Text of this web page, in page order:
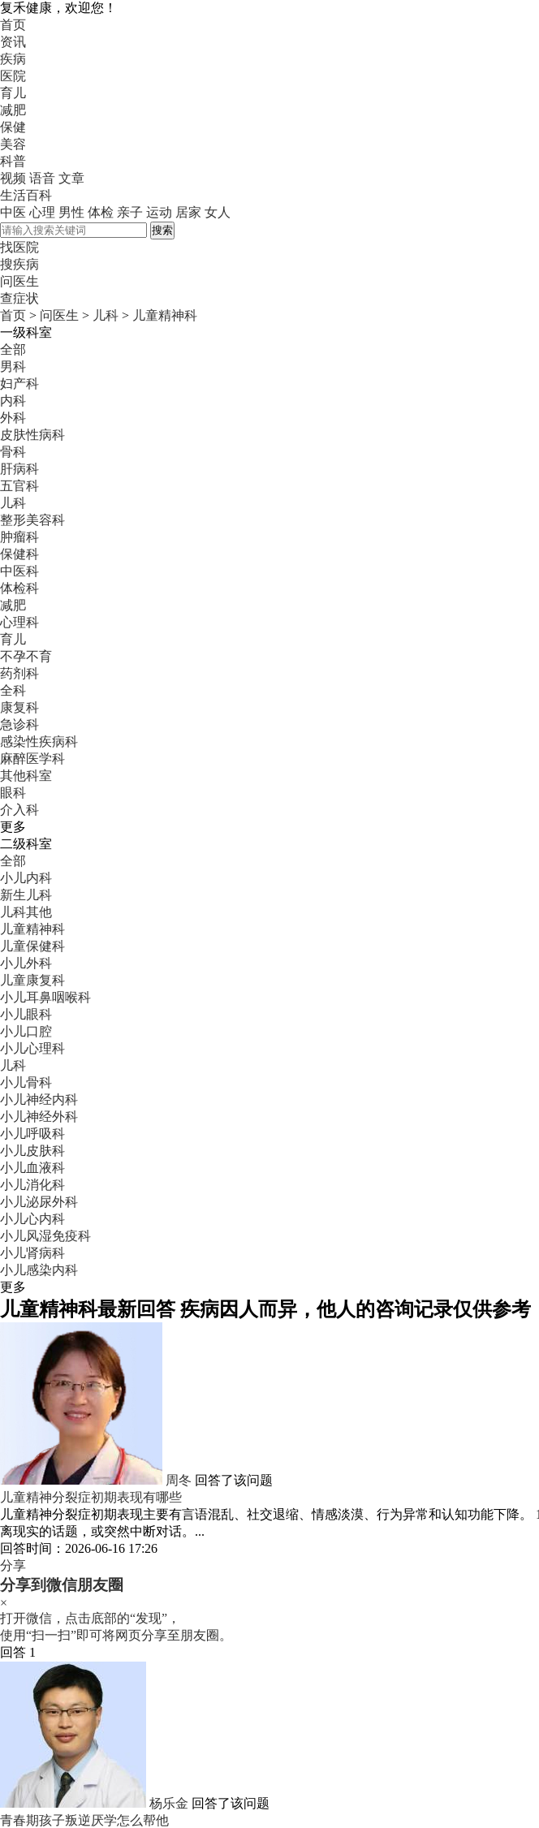
复禾健康，欢迎您！
首页
资讯
疾病
医院
育儿
减肥
保健
美容
科普
视频 语音 文章
生活百科
中医 心理 男性 体检 亲子 运动 居家 女人
搜索
找医院
搜疾病
问医生
查症状
首页 > 问医生 > 儿科 > 儿童精神科
一级科室
全部
男科
妇产科
内科
外科
皮肤性病科
骨科
肝病科
五官科
儿科
整形美容科
肿瘤科
保健科
中医科
体检科
减肥
心理科
育儿
不孕不育
药剂科
全科
康复科
急诊科
感染性疾病科
麻醉医学科
其他科室
眼科
介入科
更多
二级科室
全部
小儿内科
新生儿科
儿科其他
儿童精神科
儿童保健科
小儿外科
儿童康复科
小儿耳鼻咽喉科
小儿眼科
小儿口腔
小儿心理科
儿科
小儿骨科
小儿神经内科
小儿神经外科
小儿呼吸科
小儿皮肤科
小儿血液科
小儿消化科
小儿泌尿外科
小儿心内科
小儿风湿免疫科
小儿肾病科
小儿感染内科
更多
儿童精神科最新回答疾病因人而异，他人的咨询记录仅供参考
周冬 回答了该问题
儿童精神分裂症初期表现有哪些
儿童精神分裂症初期表现主要有言语混乱、社交退缩、情感淡漠、行为异常和认知功能下降
离现实的话题，或突然中断对话。...
回答时间：2026-06-16 17:26
分享
分享到微信朋友圈
×
打开微信，点击底部的“发现”，
使用“扫一扫”即可将网页分享至朋友圈。
回答 1
杨乐金 回答了该问题
青春期孩子叛逆厌学怎么帮他